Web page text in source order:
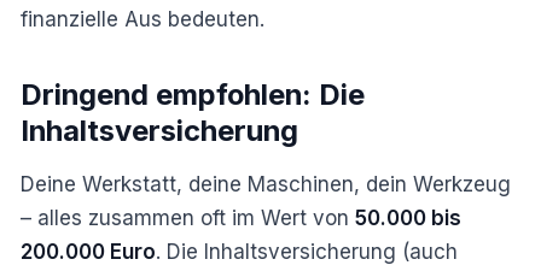
finanzielle Aus bedeuten.
Dringend empfohlen: Die
Inhaltsversicherung
Deine Werkstatt, deine Maschinen, dein Werkzeug
– alles zusammen oft im Wert von 50.000 bis
200.000 Euro. Die Inhaltsversicherung (auch